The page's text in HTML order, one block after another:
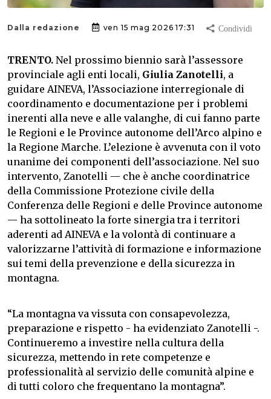
Dalla redazione ven 15 mag 2026 17:31
TRENTO. Nel prossimo biennio sarà l’assessore
provinciale agli enti locali, Giulia Zanotelli, a
guidare AINEVA, l’Associazione interregionale di
coordinamento e documentazione per i problemi
inerenti alla neve e alle valanghe, di cui fanno parte
le Regioni e le Province autonome dell’Arco alpino e
la Regione Marche. L’elezione è avvenuta con il voto
unanime dei componenti dell’associazione. Nel suo
intervento, Zanotelli — che è anche coordinatrice
della Commissione Protezione civile della
Conferenza delle Regioni e delle Province autonome
— ha sottolineato la forte sinergia tra i territori
aderenti ad AINEVA e la volontà di continuare a
valorizzarne l’attività di formazione e informazione
sui temi della prevenzione e della sicurezza in
montagna.
“La montagna va vissuta con consapevolezza,
preparazione e rispetto - ha evidenziato Zanotelli -.
Continueremo a investire nella cultura della
sicurezza, mettendo in rete competenze e
professionalità al servizio delle comunità alpine e
di tutti coloro che frequentano la montagna”.